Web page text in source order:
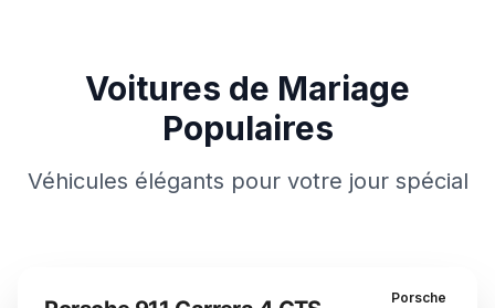
Voitures de Mariage
Populaires
Véhicules élégants pour votre jour spécial
Porsche